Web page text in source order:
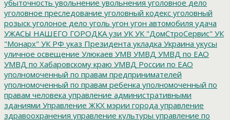
убыточность увольнение увольнения уголовное дело
уголовное преследование уголовный кодекс уголовный
розыск уголоное дело уголь угон угон автомобиля удача
УЖАСЫ НАШЕГО ГОРОДКА узи УК УК "ДомСтроСервис" УК
"Монарх" УК РФ указ Президента укладка Украина укусы
уличное освещение Улюкаев УМВ УМВД УМВД по ЕАО
УМВД по Хабаровскому краю УМВД России по ЕАО
уполномоченный по правам предпринимателей
уполномоченный по правам ребенка уполномоченный по
правам человека управление административными
зданиями Управление ЖКХ мэрии города управление
здравоохранения управление культуры управление по